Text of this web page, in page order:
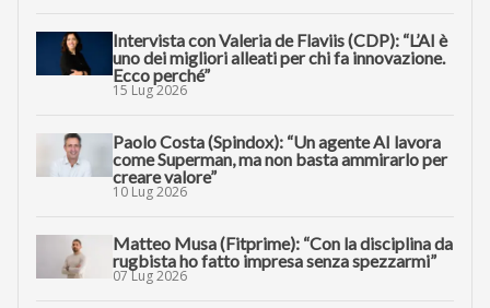
Intervista con Valeria de Flaviis (CDP): “L’AI è
uno dei migliori alleati per chi fa innovazione.
Ecco perché”
15 Lug 2026
Paolo Costa (Spindox): “Un agente AI lavora
come Superman, ma non basta ammirarlo per
creare valore”
10 Lug 2026
Matteo Musa (Fitprime): “Con la disciplina da
rugbista ho fatto impresa senza spezzarmi”
07 Lug 2026